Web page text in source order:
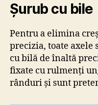
Șurub cu bile
Pentru a elimina
precizia, toate axele
cu bilă de înaltă
fixate cu rulmenți
rânduri și sunt